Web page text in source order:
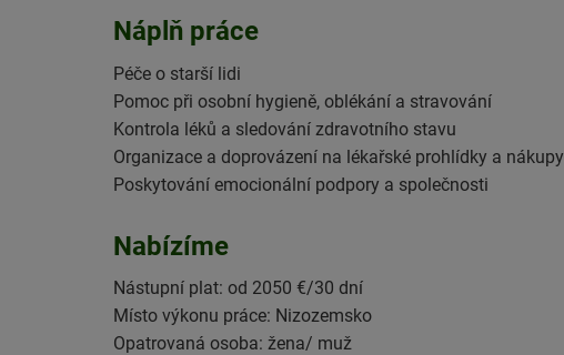
Náplň práce
Péče o starší lidi
Pomoc při osobní hygieně, oblékání a stravování
Kontrola léků a sledování zdravotního stavu
Organizace a doprovázení na lékařské prohlídky a nákupy
Poskytování emocionální podpory a společnosti
Nabízíme
Nástupní plat: od 2050 €/30 dní
Místo výkonu práce: Nizozemsko
Opatrovaná osoba: žena/ muž